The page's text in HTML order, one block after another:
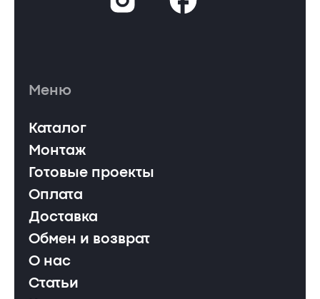
Меню
Каталог
Монтаж
Готовые проекты
Оплата
Доставка
Обмен и возврат
О нас
Статьи